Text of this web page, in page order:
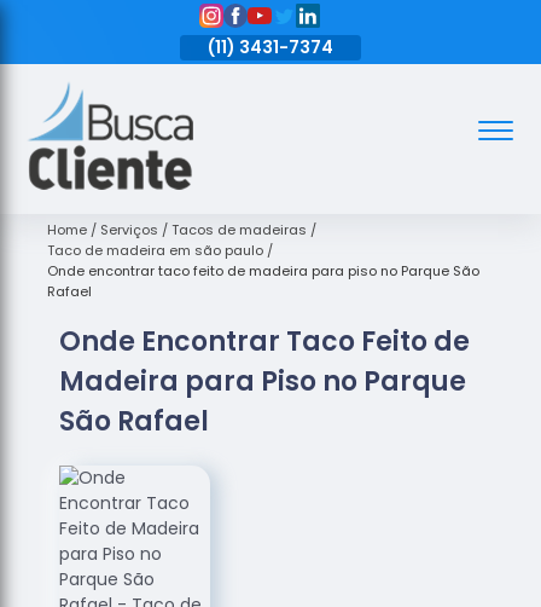
(11) 3431-7374
Assoalhos
de Madeira
Decks de
Madeira
Empresas
Assoalhos
de Madeira
Assoalhos
Raspagem
de
Assoalhos
Home Serviços
Tacos de madeiras
Taco de madeira em são paulo
Onde encontrar taco feito de madeira para piso no Parque São
Rafael
Onde Encontrar Taco Feito de
Madeira para Piso no Parque
São Rafael